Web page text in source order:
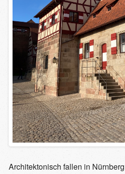
Architektonisch fallen in